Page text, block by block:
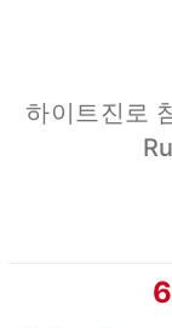
하이트진로